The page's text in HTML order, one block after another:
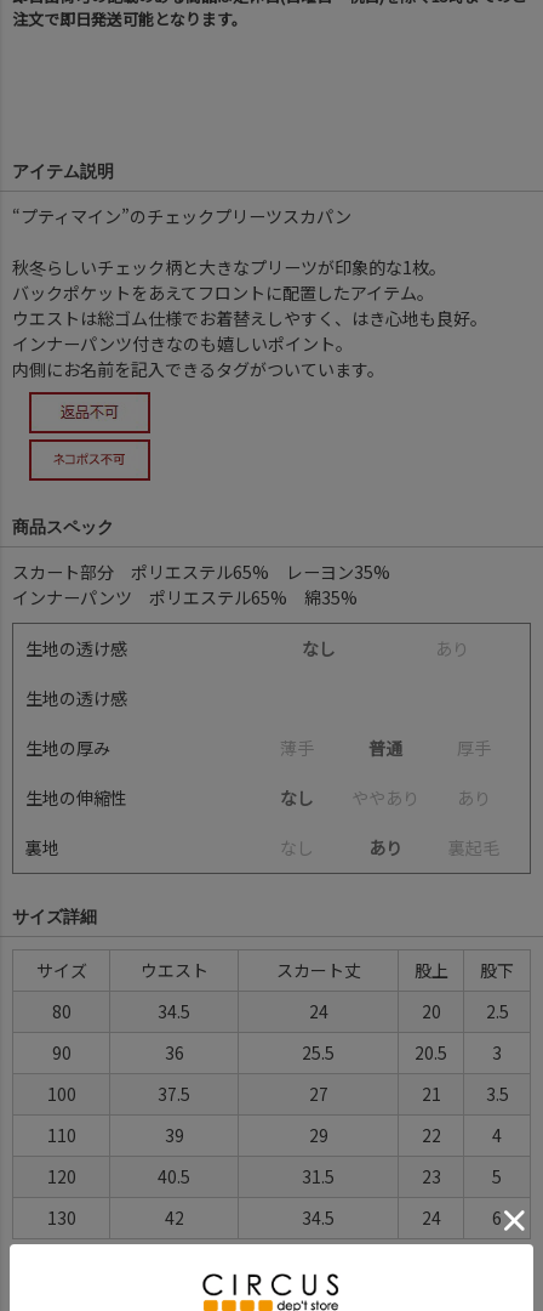
注文で即日発送可能となります。
アイテム説明
“プティマイン”のチェックプリーツスカパン
秋冬らしいチェック柄と大きなプリーツが印象的な1枚。
バックポケットをあえてフロントに配置したアイテム。
ウエストは総ゴム仕様でお着替えしやすく、はき心地も良好。
インナーパンツ付きなのも嬉しいポイント。
内側にお名前を記入できるタグがついています。
商品スペック
スカート部分 ポリエステル65% レーヨン35%
インナーパンツ ポリエステル65% 綿35%
生地の透け感 なし あ り
生地の透け感
生地の厚み 薄手 普通 厚手
生地の伸縮性 なし ややあ り あ り
裏地 な し あり 裏起毛
サイズ詳細
サイズ ウエスト スカート丈 股上
股下
80
34.5 24 20
2.5
90
36 25.5 20.5
3
100
37.5 27 21
3.5
110
39 29 22
4
120
40.5 31.5 23
5
130
42 34.5 24 6
※BCはバックセンター（首から裾までの後中心）です。
※SNPはサイドネックポイント（肩から裾までの直線で計測した長